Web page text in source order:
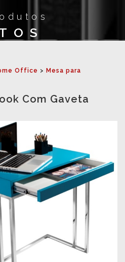
Office > Mesa para
Com Gaveta